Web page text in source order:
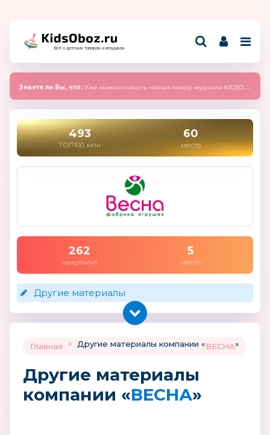
Всё о детских товарах и игрушках
Знаете ли Вы, что: Уже можно скачать новый номер журнала KIDSOBOZ 2025 (сентябрь)
493
ТОП100, млн
60
место
262
канцпоинт
5
место
Другие материалы
Главная > Другие материалы компании «ВЕСНА»
Другие материалы
компании «ВЕСНА»